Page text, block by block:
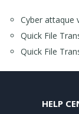
Cyber
Quick File
Quick File
HELP